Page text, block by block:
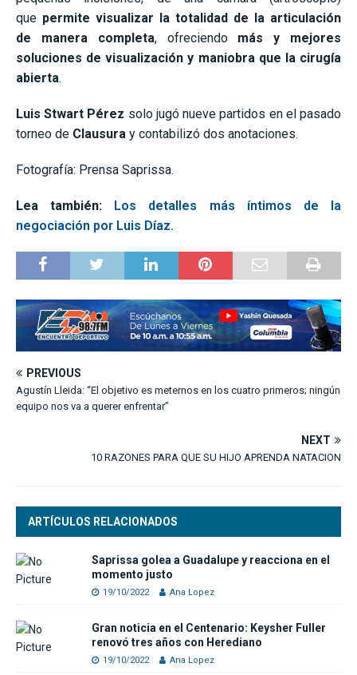
que permite visualizar la totalidad de la articulación
de manera completa, ofreciendomás y mejores
soluciones de visualización y maniobra que la cirugía
abierta.
Luis Stwart Pérez solo jugó nueve partidos en el pasado
torneo de Clausura y contabilizó dos anotaciones.
Fotografía: Prensa Saprissa.
Lea también: Los detalles más íntimos de la
negociación por Luis Díaz.
PREVIOUS
Agustín Lleida: “El objetivo es meternos en los cuatro primeros; ningún
equipo nos va a querer enfrentar”
NEXT
10 RAZONES PARA QUE SU HIJO APRENDA NATACION
ARTÍCULOS RELACIONADOS
Saprissa golea a Guadalupe y reacciona en el
momento justo
19/10/2022 Ana Lopez
Gran noticia en el Centenario: Keysher Fuller
renovó tres años con Herediano
19/10/2022 Ana Lopez